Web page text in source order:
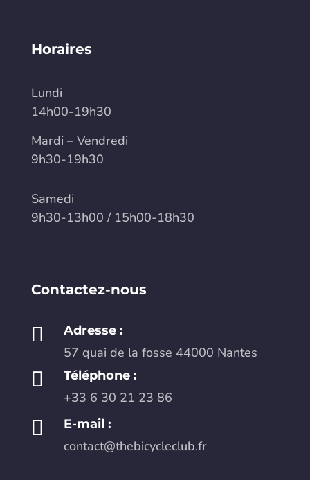
Horaires
Lundi
14h00-19h30
Mardi – Vendredi
9h30-19h30
Samedi
9h30-13h00 / 15h00-18h30
Contactez-nous
 Adresse :
57 quai de la fosse 44000 Nantes
 Téléphone :
+33 6 30 21 23 86
 E-mail :
contact@thebicycleclub.fr